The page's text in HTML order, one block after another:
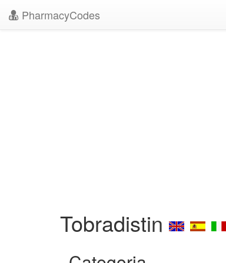
PharmacyCodes
Tobradistin